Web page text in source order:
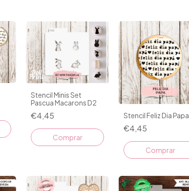
Stencil Minis Set
Pascua Macarons D2
€4,45 Stencil Feliz Dia Papa
€4,45